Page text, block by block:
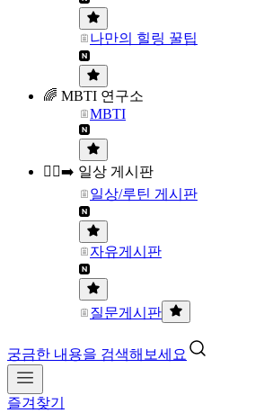
나만의 힐링 꿀팁
🌈 MBTI 연구소
MBTI
🏃‍♀️‍➡️ 일상 게시판
일상/루틴 게시판
자유게시판
질문게시판
궁금한 내용을 검색해보세요
즐겨찾기